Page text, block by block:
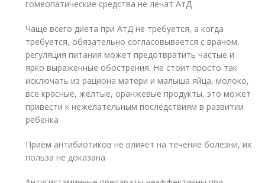
гомеопатические средства не лечат АтД
Чаще всего диета при АтД не требуется, а когда
требуется, обязательно согласовывается с врачом,
регуляция питания может предотвратить частые и
ярко выраженные обострения. Не стоит просто так
исключать из рациона матери и малыша яйца, молоко,
все красные, желтые, оранжевые продукты, это может
привести к нежелательным последствиям в развитии
ребенка
Прием антибиотиков не влияет на течение болезни, их
польза не доказана